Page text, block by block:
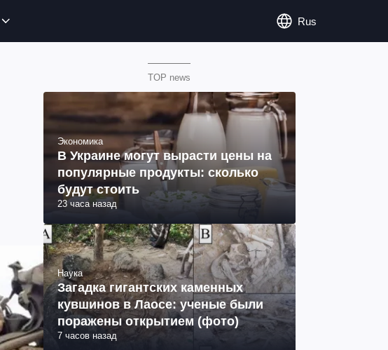
Rus
TOP news
Экономика
В Украине могут вырасти цены на
популярные продукты: сколько
будут стоить
23 часа назад
Наука
Загадка гигантских каменных
кувшинов в Лаосе: ученые были
поражены открытием (фото)
7 часов назад